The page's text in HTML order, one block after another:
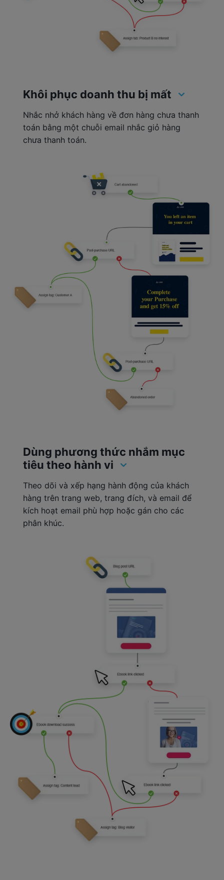
Khôi phục doanh thu bị mất
Nhắc nhở khách hàng về đơn hàng chưa thanh
toán bằng một chuỗi email nhắc giỏ hàng
chưa thanh toán.
Dùng phương thức nhắm mục
tiêu theo hành vi
Theo dõi và xếp hạng hành động của khách
hàng trên trang web, trang đích, và email để
kích hoạt email phù hợp hoặc gán cho các
phân khúc.